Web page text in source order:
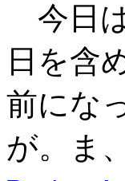
今日
日を含
前にな
が。ま